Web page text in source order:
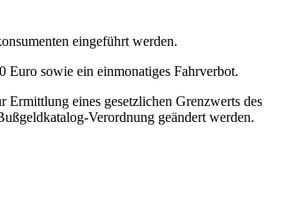
eingeführt werden.
sowie ein einmonatiges Fahrverbot.
eines gesetzlichen Grenzwerts des
Verordnung geändert werden.